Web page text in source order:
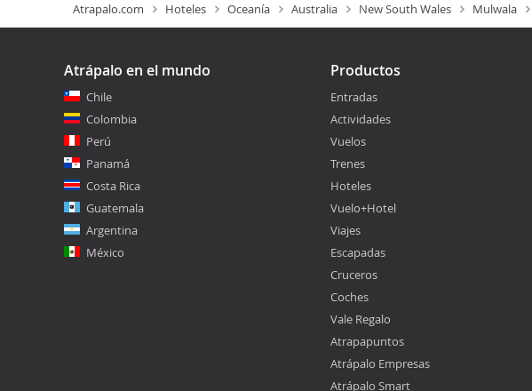
Atrapalo.com Hoteles Oceanía Australia New South Wales Mulwala
Atrápalo en el mundo
Chile
Colombia
Perú
Panamá
Costa Rica
Guatemala
Argentina
México
Productos
Entradas
Actividades
Vuelos
Trenes
Hoteles
Vuelo+Hotel
Viajes
Escapadas
Cruceros
Coches
Vale Regalo
Atrapapuntos
Atrápalo Empresas
Atrápalo Smart